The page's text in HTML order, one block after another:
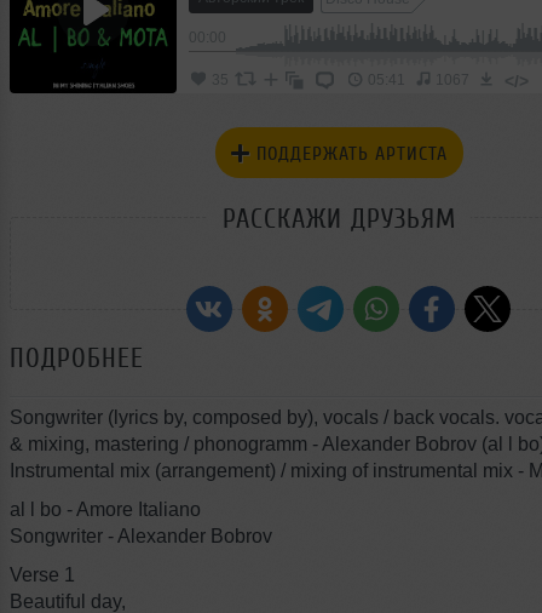
35 05:41 1067 </>
ПОДДЕРЖАТЬ АРТИСТА
РАССКАЖИ ДРУЗЬЯМ
ПОДРОБНЕЕ
Songwriter (lyrics by, composed by), vocals / back vocals.
& mixing, mastering / phonogramm - Alexander Bobrov (al l
Instrumental mix (arrangement) / mixing of instrumental mix -
al l bo - Amore Italiano
Songwriter - Alexander Bobrov
Verse 1
Beautiful day,